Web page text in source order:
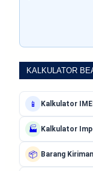
KALKULATOR
📱 Kalkulator IMEI
🏭 Kalkulator
📦 Barang Kiriman